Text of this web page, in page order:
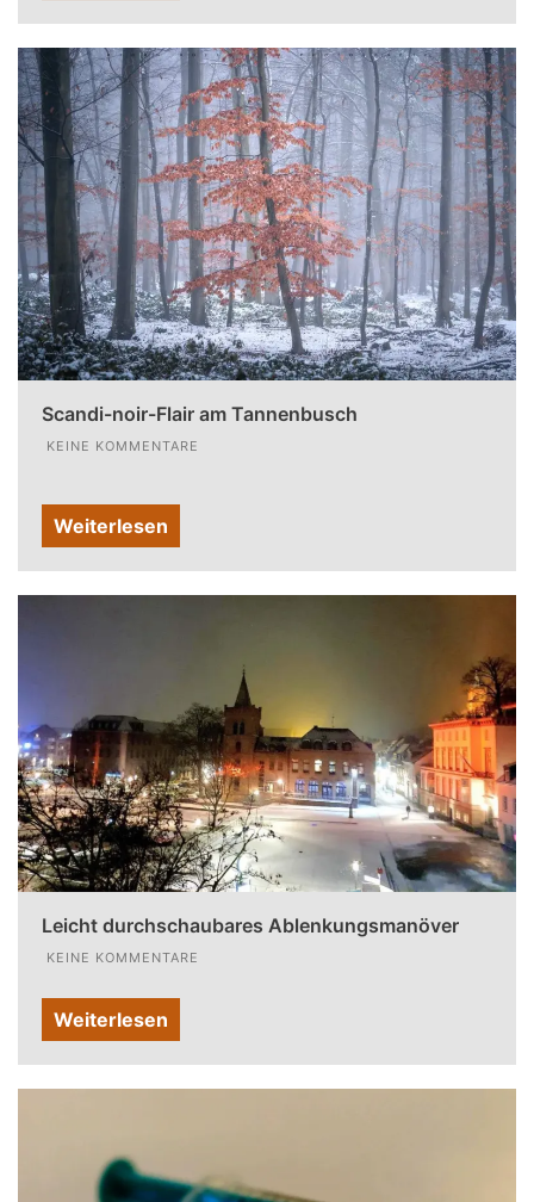
Scandi-noir-Flair am Tannenbusch
KEINE KOMMENTARE
Weiterlesen
Leicht durchschaubares Ablenkungsmanöver
KEINE KOMMENTARE
Weiterlesen